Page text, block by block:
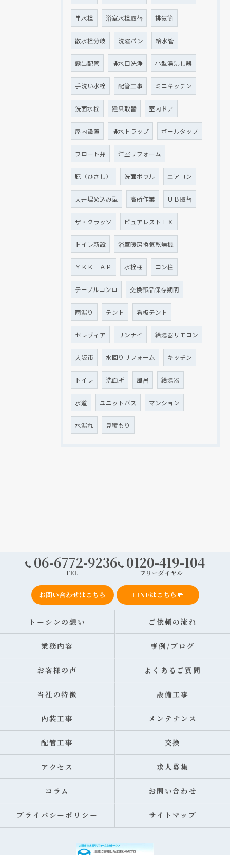
単水栓 浴室水栓取替 排気筒
散水栓分岐 洗濯パン 給水管
露出配管 排水口洗浄 小型湯沸し器
手洗い水栓 配管工事 ミニキッチン
洗面水栓 建具取替 室内ドア
屋内設置 排水トラップ ボールタップ
フロート弁 洋室リフォーム
庇（ひさし） 洗面ボウル エアコン
天井埋め込み型 高所作業 ＵＢ取替
ザ・クラッソ ピュアレストＥＸ
トイレ新設 浴室暖房換気乾燥機
ＹＫＫ ＡＰ 水栓柱 コン柱
テーブルコンロ 交換部品保存期間
雨漏り テント 看板テント
セレヴィア リンナイ 給湯器リモコン
大阪市 水回りリフォーム キッチン
トイレ 洗面所 風呂 給湯器
水道 ユニットバス マンション
水漏れ 見積もり
06-6772-9236
TEL
0120-419-104
フリーダイヤル
お問い合わせはこちら LINEはこちら
トーシンの想い ご依頼の流れ
業務内容 事例/ブログ
お客様の声 よくあるご質問
当社の特徴 設備工事
内装工事 メンテナンス
配管工事 交換
アクセス 求人募集
コラム お問い合わせ
プライバシーポリシー サイトマップ